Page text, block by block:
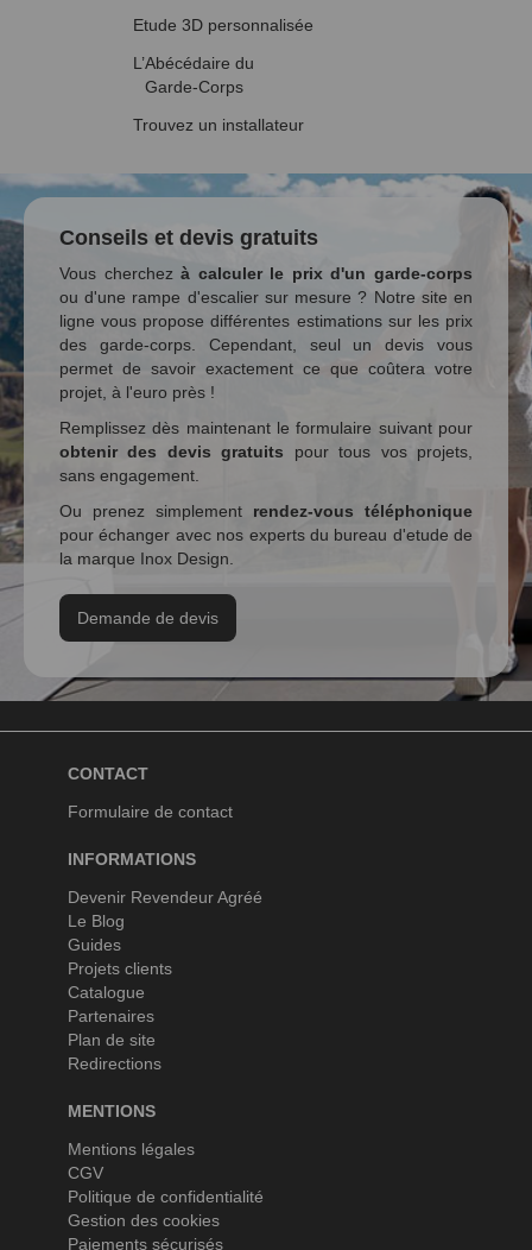
Etude 3D personnalisée
L’Abécédaire du
Garde-Corps
Trouvez un installateur
Conseils et devis gratuits
Vous cherchezà calculer le prix d'un garde-corps
ou d'une rampe d'escalier sur mesure ? Notre site en
ligne vous propose différentes estimations sur les prix
des garde-corps. Cependant, seul un devis vous
permet de savoir exactement ce que coûtera votre
projet, à l'euro près !
Remplissez dès maintenant le formulaire suivant pour
obtenir des devis gratuits pour tous vos projets,
sans engagement.
Ou prenez simplement rendez-vous téléphonique
pour échanger avec nos experts du bureau d'etude de
la marque Inox Design.
Demande de devis
CONTACT
Formulaire de contact
INFORMATIONS
Devenir Revendeur Agréé
Le Blog
Guides
Projets clients
Catalogue
Partenaires
Plan de site
Redirections
MENTIONS
Mentions légales
CGV
Politique de confidentialité
Gestion des cookies
Paiements sécurisés